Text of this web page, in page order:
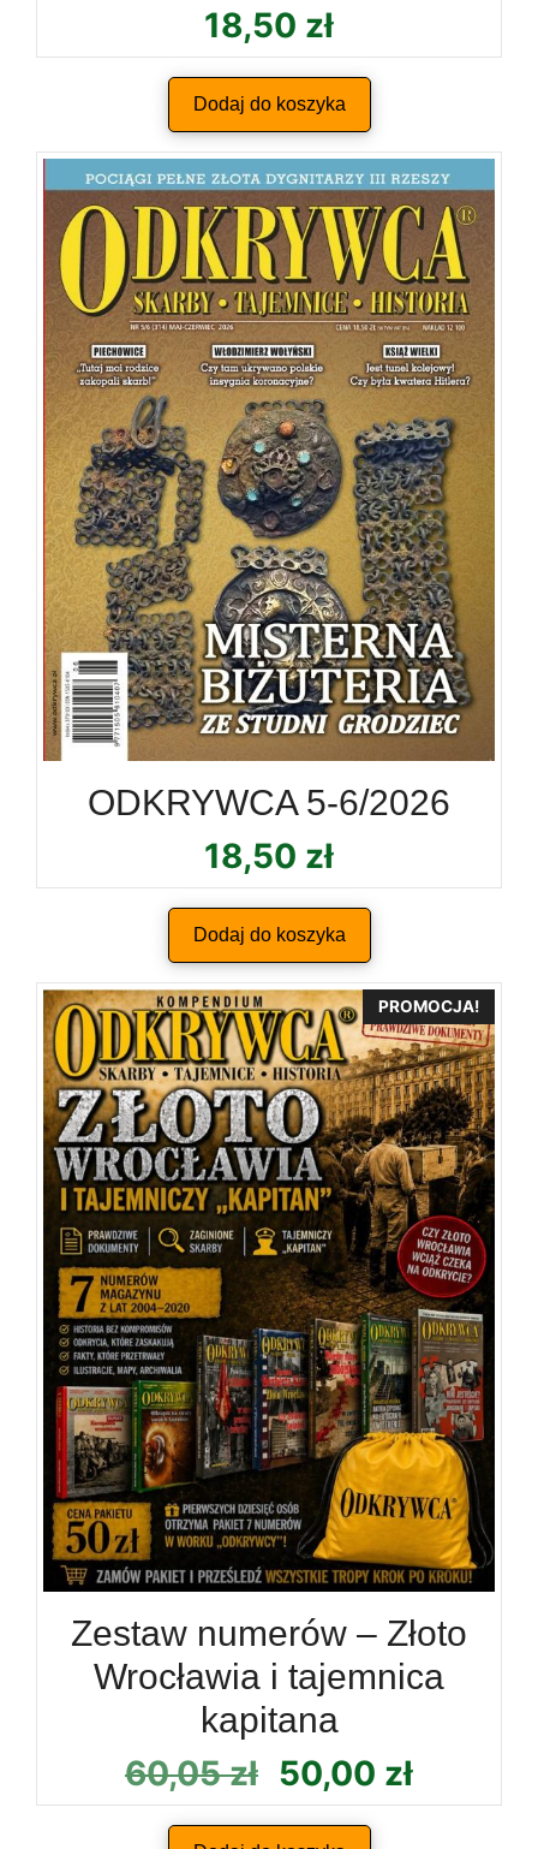
18,50 zł
Dodaj do koszyka
ODKRYWCA 5-6/2026
18,50 zł
Dodaj do koszyka
PROMOCJA!
Zestaw numerów – Złoto
Wrocławia i tajemnica
kapitana
60,05zł Pierwotna
cena
50,00 zł